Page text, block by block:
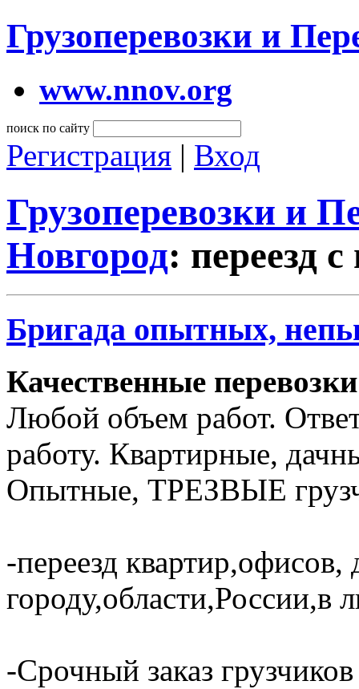
Грузоперевозки и
www.nnov.org
поиск по сайту
Регистрация | Вход
Грузоперевозки и
Новгород: переезд
Бригада опытных,
Качественные
Любой объем работ.
работу. Квартирные,
Опытные, ТРЕЗВЫЕ
-переезд
городу,области,России,в
-Срочный заказ